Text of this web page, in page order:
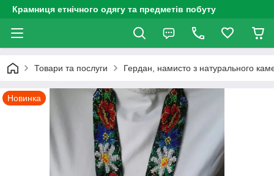
Крамниця етнічного одягу та предметів побуту
Товари та послуги Гердан, намисто з натурального
Новинка